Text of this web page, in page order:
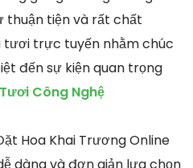
thuận tiện và rất chất
trực tuyến nhằm chúc
đến sự kiện quan trọng
Công Nghệ
Hoa Khai Trương Online
dàng và đơn giản lựa chọn